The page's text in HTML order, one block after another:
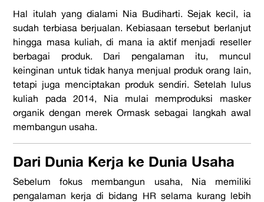
Hal itulah yang dialami Nia Budiharti. Sejak kecil, ia
sudah terbiasa berjualan. Kebiasaan tersebut berlanjut
hingga masa kuliah, di mana ia aktif menjadi reseller
berbagai produk. Dari pengalaman itu, muncul
keinginan untuk tidak hanya menjual produk orang lain,
tetapi juga menciptakan produk sendiri. Setelah lulus
kuliah pada 2014, Nia mulai memproduksi masker
organik dengan merek Ormask sebagai langkah awal
membangun usaha.
Dari Dunia Kerja ke Dunia Usaha
Sebelum fokus membangun usaha, Nia memiliki
pengalaman kerja di bidang HR selama kurang lebih